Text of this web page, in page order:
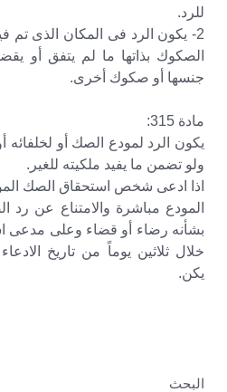
للرد.
2- يكون الرد فى المكان الذى تم
الصكوك بذاتها ما لم يتفق أو
جنسها أو صكوك أخرى.
مادة 315:
يكون الرد لمودع الصك أو لخلفائه
ولو تضمن ما يفيد ملكيته للغير.
اذا ادعى شخص استحقاق الصك
المودع مباشرة والامتناع عن رد
بشأنه رضاء أو قضاء وعلى مدعى
خلال ثلاثين يوماً من تاريخ
يكن.
البحث